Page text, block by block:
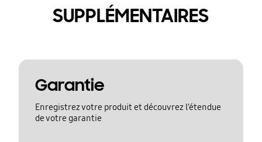
SUPPLÉMENTAIRES
Garantie
Enregistrez votre produit et découvrez l’étendue
de votre garantie